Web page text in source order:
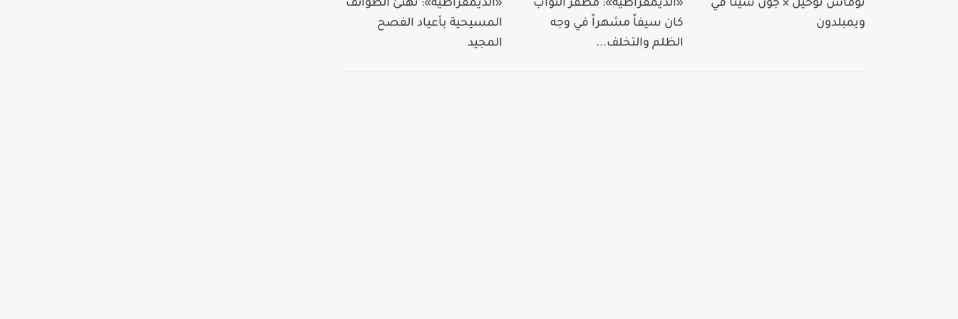
توماس توخيل × جون سينا في
ويمبلدون
«الديمقراطية»: مظفر النواب
كان سيفاً مشهراً في وجه
الظلم والتخلف...
«الديمقراطية»: تهنئ الطوائف
المسيحية بأعياد الفصح
المجيد